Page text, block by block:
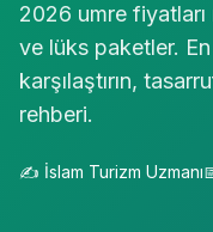
2026 umre
ve lüks paketler. En
karşılaştırın,
rehberi.
✍️ İslam Turizm Uzmanı